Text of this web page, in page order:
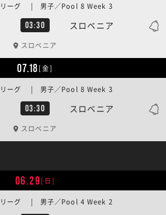
03:30 スロベニア
リーグ | 男子／Pool 8 Week 3
スロベニア
07.18[金]
03:30 スロベニア
リーグ | 男子／Pool 8 Week 3
スロベニア
06.29[日]
リーグ | 男子／Pool 4 Week 2